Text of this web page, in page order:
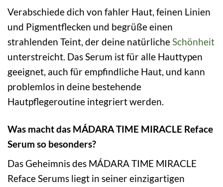
Verabschiede dich von fahler Haut, feinen Linien
und Pigmentflecken und begrüße einen
strahlenden Teint, der deine natürliche Schönheit
unterstreicht. Das Serum ist für alle Hauttypen
geeignet, auch für empfindliche Haut, und kann
problemlos in deine bestehende
Hautpflegeroutine integriert werden.
Was macht das MÁDARA TIME MIRACLE Reface
Serum so besonders?
Das Geheimnis des MÁDARA TIME MIRACLE
Reface Serums liegt in seiner einzigartigen